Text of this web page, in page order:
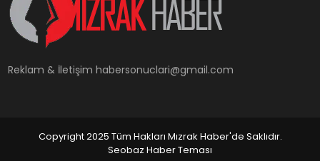
YAŞAM
Reklam & İletişimhabersonuclari@gmail.com
Copyright 2025 Tüm Hakları Mızrak Haber'de Saklıdır.
Seobaz Haber Teması